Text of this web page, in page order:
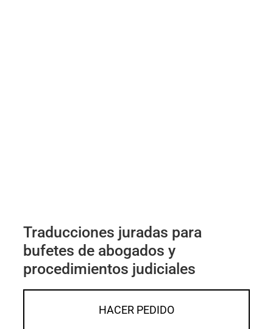
Traducciones juradas para
bufetes de abogados y
procedimientos judiciales
HACER PEDIDO